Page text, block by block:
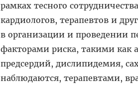
рамках тесного
кардиологов, терапевтов и
в организации и проведении
факторами риска, такими как
предсердий, дислипидемия,
наблюдаются, терапевтами,